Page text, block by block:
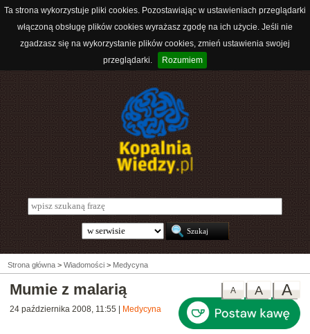
Ta strona wykorzystuje pliki cookies. Pozostawiając w ustawieniach przeglądarki
włączoną obsługę plików cookies wyrażasz zgodę na ich użycie. Jeśli nie
zgadzasz się na wykorzystanie plików cookies, zmień ustawienia swojej
przeglądarki.
Rozumiem
Strona główna > Wiadomości > Medycyna
A
A
A
Mumie z malarią
24 października 2008, 11:55 Medycyna